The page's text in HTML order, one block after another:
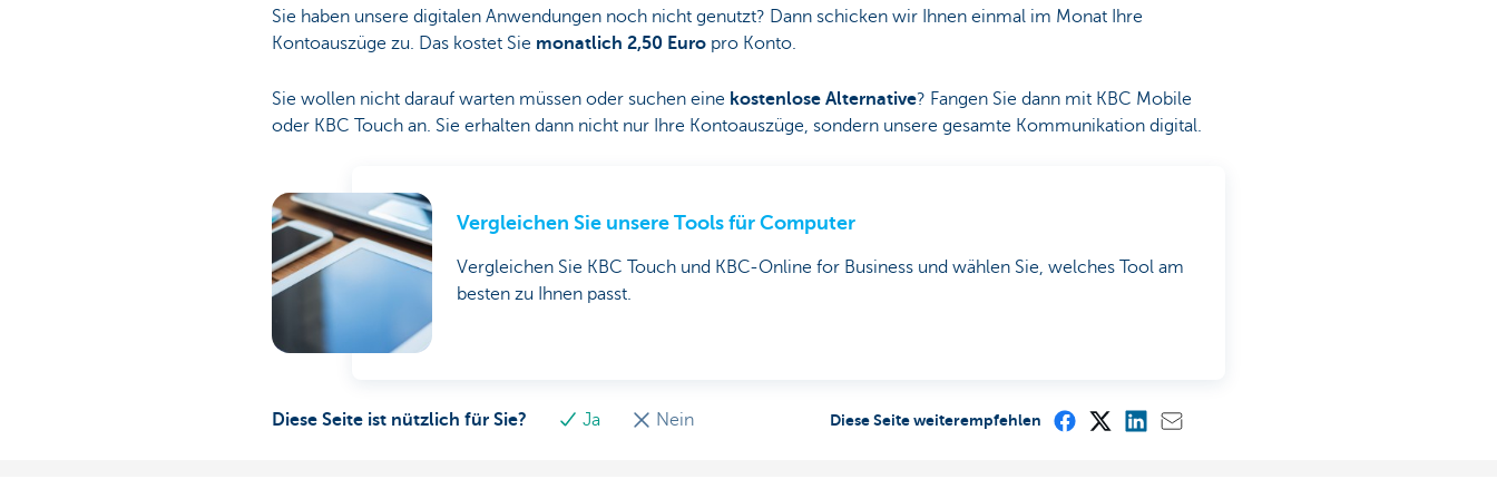
Sie haben unsere digitalen Anwendungen noch nicht genutzt? Dann schicken wir Ihnen einmal im Monat Ihre
Kontoauszüge zu. Das kostet Sie monatlich 2,50 Euro pro Konto.
Sie wollen nicht darauf warten müssen oder suchen eine kostenlose Alternative? Fangen Sie dann mit KBC Mobile
oder KBC Touch an. Sie erhalten dann nicht nur Ihre Kontoauszüge, sondern unsere gesamte Kommunikation digital.
Vergleichen Sie unsere Tools für Computer
Vergleichen Sie KBC Touch und KBC-Online for Business und wählen Sie, welches Tool am
besten zu Ihnen passt.
Diese Seite ist nützlich für Sie? Ja Nein Diese Seite weiterempfehlen